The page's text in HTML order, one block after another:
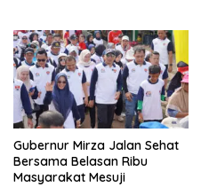
Gubernur Mirza Jalan Sehat
Bersama Belasan Ribu
Masyarakat Mesuji